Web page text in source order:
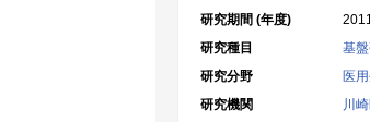
研究期間 (年度)
研究種目
基
研究分野
医
研究機関
川